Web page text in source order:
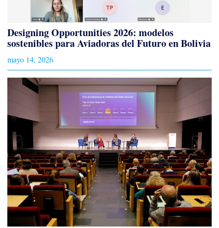
Designing Opportunities 2026: modelos
sostenibles para Aviadoras del Futuro en Bolivia
mayo 14, 2026